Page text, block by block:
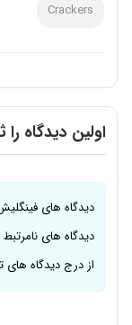
Crackers
اولین دیدگاه
دیدگاه های
دیدگاه های
از درج دیدگاه های